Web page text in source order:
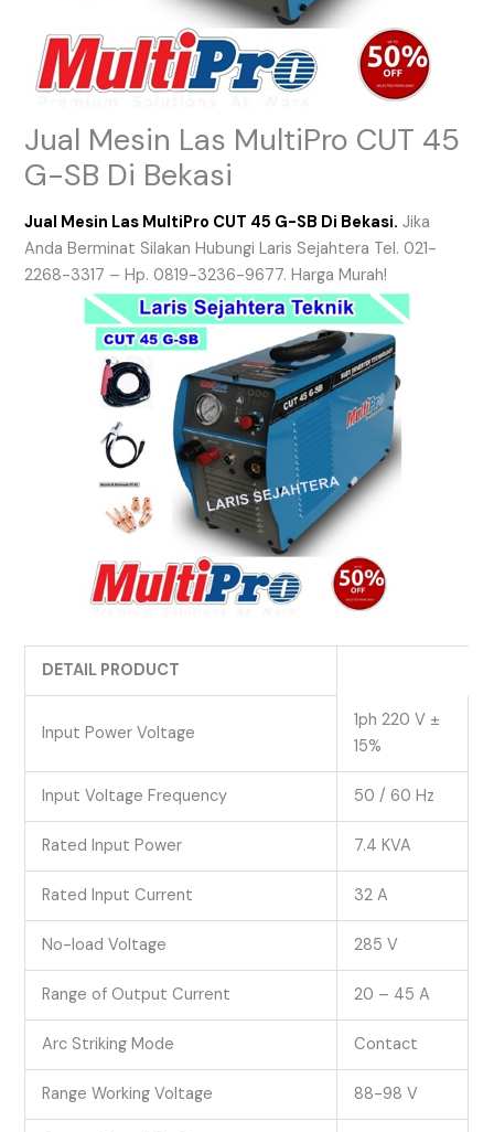
Jual Mesin Las MultiPro CUT 45
G-SB Di Bekasi
Jual Mesin Las MultiPro CUT 45 G-SB Di Bekasi. Jika
Anda Berminat Silakan Hubungi Laris Sejahtera Tel. 021-
2268-3317 – Hp. 0819-3236-9677. Harga Murah!
DETAIL PRODUCT
Input Power Voltage
1ph 220 V ±
15%
Input Voltage Frequency 50 / 60 Hz
Rated Input Power 7.4 KVA
Rated Input Current 32 A
No-load Voltage 285 V
Range of Output Current 20 – 45 A
Arc Striking Mode Contact
Range Working Voltage 88-98 V